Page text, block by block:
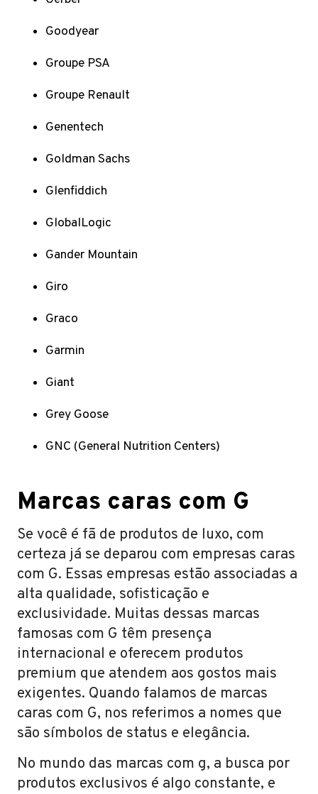
Goodyear
Groupe PSA
Groupe Renault
Genentech
Goldman Sachs
Glenfiddich
GlobalLogic
Gander Mountain
Giro
Graco
Garmin
Giant
Grey Goose
GNC (General Nutrition Centers)
Marcas caras com G
Se você é fã de produtos de luxo, com
certeza já se deparou com empresas caras
com G. Essas empresas estão associadas a
alta qualidade, sofisticação e
exclusividade. Muitas dessas marcas
famosas com G têm presença
internacional e oferecem produtos
premium que atendem aos gostos mais
exigentes. Quando falamos de marcas
caras com G, nos referimos a nomes que
são símbolos de status e elegância.
No mundo das marcas com g, a busca por
produtos exclusivos é algo constante, e